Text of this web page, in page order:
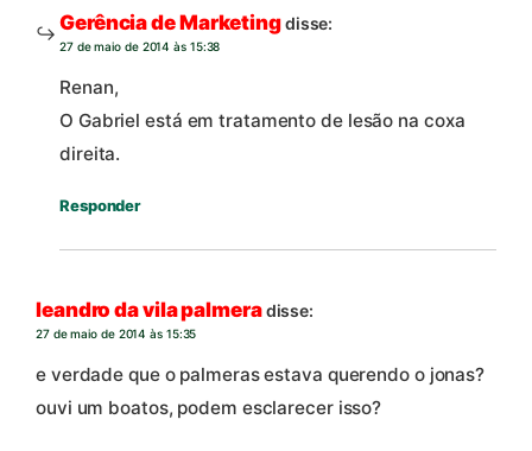
Gerência de Marketingdisse:
27 de maio de 2014 às 15:38
Renan,
O Gabriel está em tratamento de lesão na coxa
direita.
Responder
leandro da vila palmeradisse:
27 de maio de 2014 às 15:35
e verdade que o palmeras estava querendo o jonas?
ouvi um boatos, podem esclarecer isso?